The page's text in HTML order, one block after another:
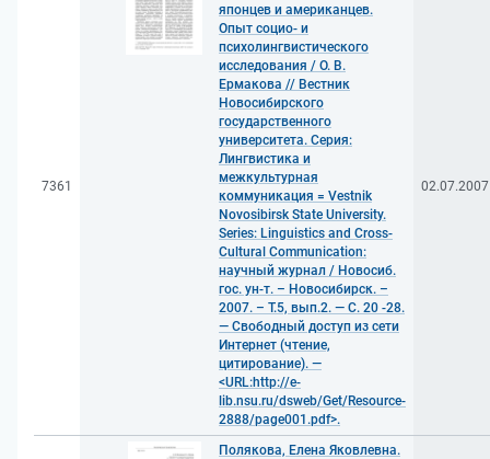
7361
японцев и американцев.
Опыт социо- и
психолингвистического
исследования / О. В.
Ермакова // Вестник
Новосибирского
государственного
университета. Серия:
Лингвистика и
межкультурная
коммуникация = Vestnik
Novosibirsk State University.
Series: Linguistics and Cross-
Cultural Communication:
научный журнал / Новосиб.
гос. ун-т. – Новосибирск. –
2007. – Т.5, вып.2. — С. 20 -28.
— Свободный доступ из сети
Интернет (чтение,
цитирование). —
<URL:http://e-
lib.nsu.ru/dsweb/Get/Resource-
2888/page001.pdf>.
02.07.2007
Полякова, Елена Яковлевна.